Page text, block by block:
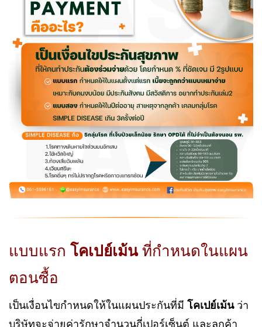
แบบแรก โคเปย์เม้นที่กำหนดในแผน
ตอนซื้อ
เป็นเงื่อนไขกำหนดให้ในแผนประกันที่มี โคเปย์เม้นว่า
บริษัทจะจ่ายค่ารักษาจำนวนกี่เปอร์เซ็นต์ และลูกค้า